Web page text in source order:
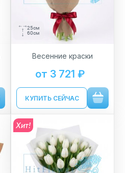
25см
60см
Весенние краски
от 3 721 ₽
КУПИТЬ СЕЙЧАС
Хит!